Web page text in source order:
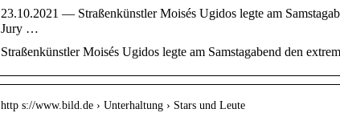
23.10.2021 — Straßenkünstler Moisés Ugidos legte am
Jury …
Straßenkünstler Moisés Ugidos legte am Samstagabend den
http s://www.bild.de › Unterhaltung › Stars und Leute